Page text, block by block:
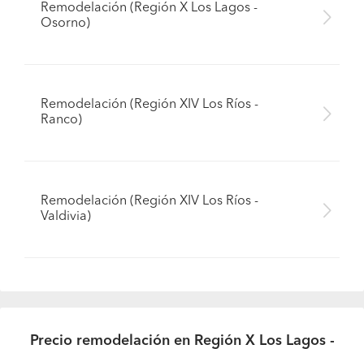
Remodelación (Región X Los Lagos -
Osorno)
Remodelación (Región XIV Los Ríos -
Ranco)
Remodelación (Región XIV Los Ríos -
Valdivia)
Precio remodelación en Región X Los Lagos -